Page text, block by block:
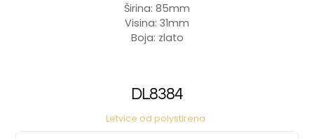
Širina: 85mm
Visina: 31mm
Boja: zlato
DL8384
Letvice od polystirena